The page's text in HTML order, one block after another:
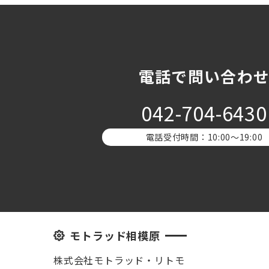
電話で問い合わせ
042-704-6430
電話受付時間：10:00〜19:00
モトラッド相模原
株式会社モトラッド・リトモ